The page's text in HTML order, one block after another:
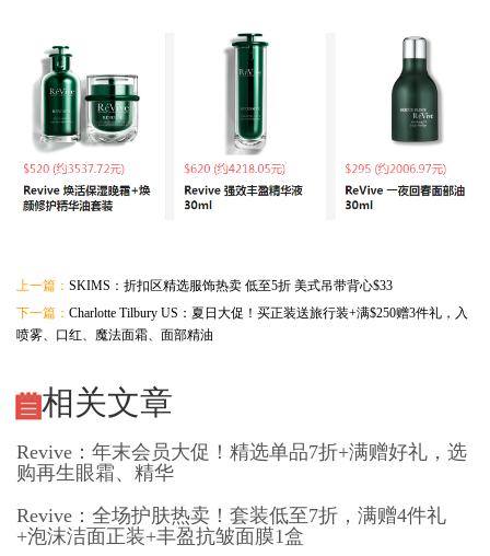
上一篇： SKIMS：折扣区精选服饰热卖 低至5折 美式吊带背心$33
下一篇： Charlotte Tilbury US：夏日大促！买正装送旅行装+满$250赠3件礼，入
喷雾、口红、魔法面霜、面部精油
相关文章
Revive：年末会员大促！精选单品7折+满赠好礼，选
购再生眼霜、精华
Revive：全场护肤热卖！套装低至7折，满赠4件礼
+泡沫洁面正装+丰盈抗皱面膜1盒